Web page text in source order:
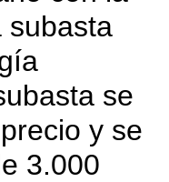
subasta
se
y se
3.000